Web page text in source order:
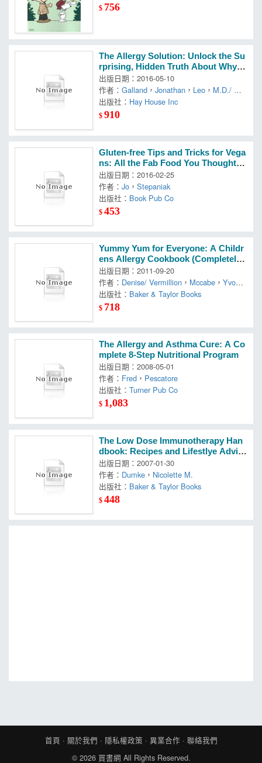
$ 756
The Allergy Solution: Unlock the Su
rprising, Hidden Truth About Why Y
ou Are Sick and How to Get Well
出版日期：2016-05-10
作者：Galland ，Jonathan ， Leo ， M.D./ Gal
land
出版社： Hay House Inc
$910
Gluten-free Tips and Tricks for Vega
ns: All the Fab Food You Thought Y
ou Couldn’t Eat
出版日期：2016-02-25
作者：Jo ，Stepaniak
出版社： Book Pub Co
$453
Yummy Yum for Everyone: A Childr
ens Allergy Cookbook (Completely
Dairy-free, Egg-free, Wheat-free, Gl
uten-free, Soy-free, Peanut
出版日期：2011-09-20
作者： Denise/ Vermillion ， Mccabe ，Yvonn
e (ILT)
出版社： Baker & Taylor Books
$ 718
The Allergy and Asthma Cure: A Co
mplete 8-Step Nutritional Program
出版日期：2008-05-01
作者： Fred ， Pescatore
出版社：Turner Pub Co
$ 1,083
The Low Dose Immunotherapy Han
dbook: Recipes and Lifestlye Advic
e for Patients on Lda and Epd Treat
ment
出版日期：2007-01-30
作者： Dumke ， Nicolette M.
出版社： Baker & Taylor Books
$448
首頁 · 關於我們 · 隱私權政策 · 異業合作 · 聯絡我們
© 2026 買書網 All Rights Reserved.